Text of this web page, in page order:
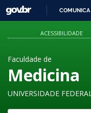
GOVBR
COMUNICA
ACESSIBILIDADE
Faculdade de
Medicina
UNIVERSIDADE